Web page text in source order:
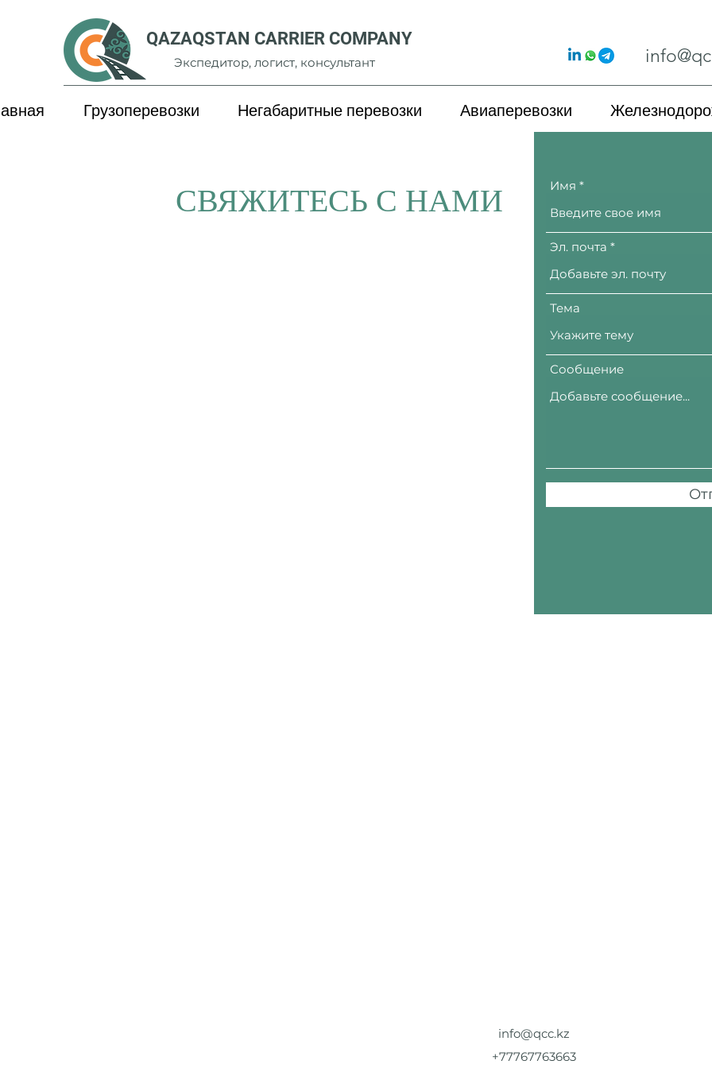
QAZAQSTAN CARRIER COMPANY
Экспедитор, логист, консультант
Грузоперевозки Негабаритные перевозки Авиаперевозки
СВЯЖИТЕСЬ С НАМИ Имя
Эл. почта
Тема
Сообщение
info@qcc.kz
+77767763663